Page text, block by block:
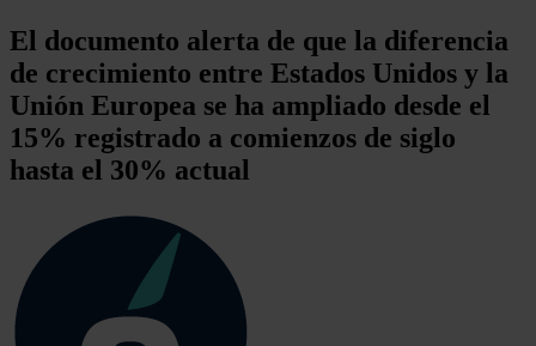
El documento alerta de que la diferencia
de crecimiento entre Estados Unidos y la
Unión Europea se ha ampliado desde el
15% registrado a comienzos de siglo
hasta el 30% actual